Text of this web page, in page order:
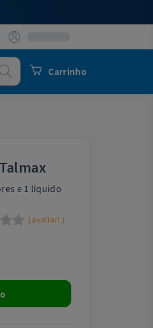
Carrinho
Procurar
e 1 líquido
( avaliar! )